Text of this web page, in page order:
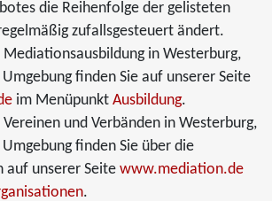
die Reihenfolge der gelisteten
zufallsgesteuert ändert.
in Westerburg,
finden Sie auf unserer Seite
im Menüpunkt Ausbildung.
und Verbänden in Westerburg,
finden Sie über die
auf unserer Seite www.mediation.de
.